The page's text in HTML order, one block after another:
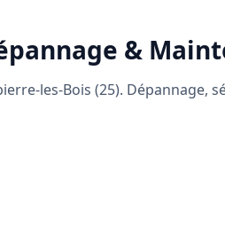
&
les-Bois (25). Dépannage,